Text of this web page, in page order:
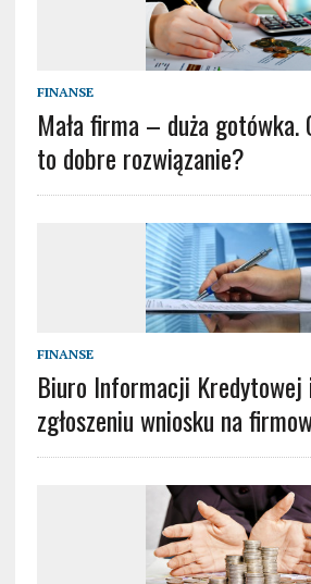
FINANSE
Mała firma – duża gotówka.
to dobre rozwiązanie?
FINANSE
Biuro Informacji
zgłoszeniu wniosku na